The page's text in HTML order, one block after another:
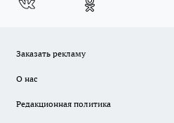
Заказать рекламу
О нас
Редакционная политика